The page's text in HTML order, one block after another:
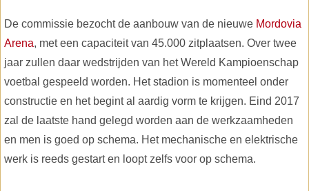
De commissie bezocht de aanbouw van de nieuwe Mordovia
Arena, met een capaciteit van 45.000 zitplaatsen. Over twee
jaar zullen daar wedstrijden van het Wereld Kampioenschap
voetbal gespeeld worden. Het stadion is momenteel onder
constructie en het begint al aardig vorm te krijgen. Eind 2017
zal de laatste hand gelegd worden aan de werkzaamheden
en men is goed op schema. Het mechanische en elektrische
werk is reeds gestart en loopt zelfs voor op schema.